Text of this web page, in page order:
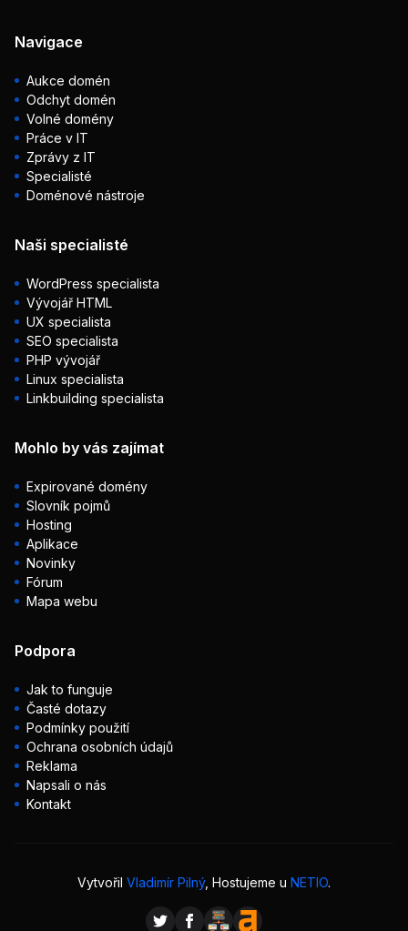
Navigace
Aukce domén
Odchyt domén
Volné domény
Práce v IT
Zprávy z IT
Specialisté
Doménové nástroje
Naši specialisté
WordPress specialista
Vývojář HTML
UX specialista
SEO specialista
PHP vývojář
Linux specialista
Linkbuilding specialista
Mohlo by vás zajímat
Expirované domény
Slovník pojmů
Hosting
Aplikace
Novinky
Fórum
Mapa webu
Podpora
Jak to funguje
Časté dotazy
Podmínky použití
Ochrana osobních údajů
Reklama
Napsali o nás
Kontakt
Vytvořil Vladimír Pilný, Hostujeme u NETIO.